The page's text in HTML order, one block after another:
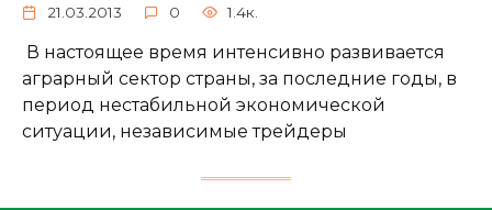
21.03.2013 0 1.4к.
В настоящее время интенсивно развивается
аграрный сектор страны, за последние годы, в
период нестабильной экономической
ситуации, независимые трейдеры